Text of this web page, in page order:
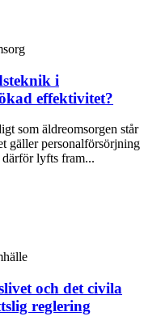
i
effektivitet?
som äldreomsorgen står
gäller personalförsörjning
lyfts fram...
och det civila
reglering